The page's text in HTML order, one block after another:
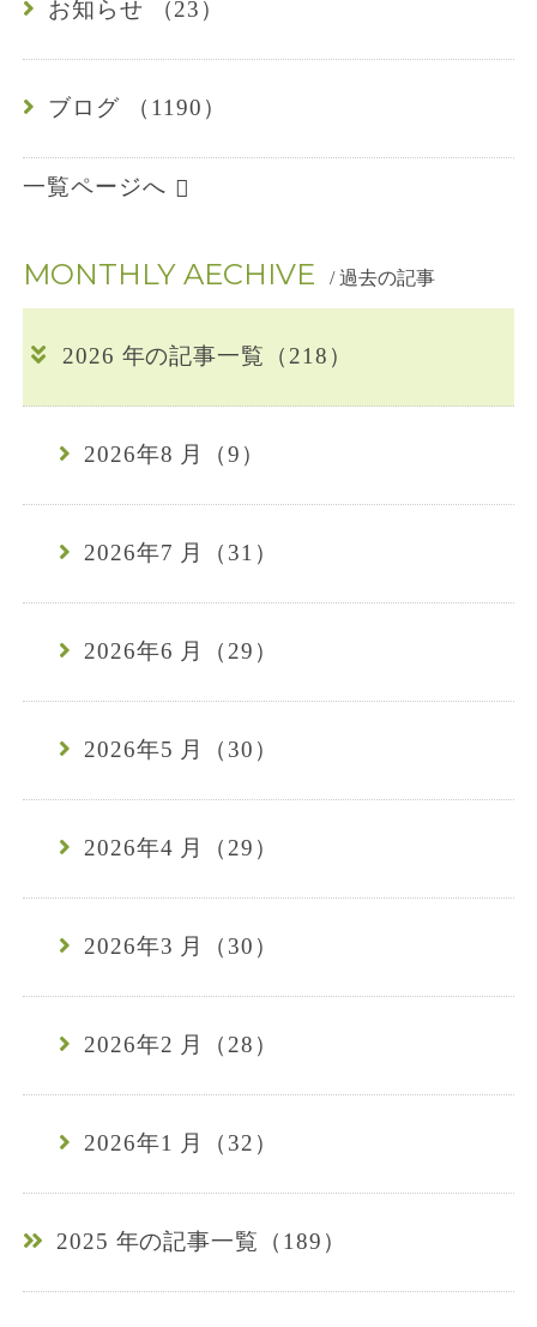
-
0
1
6
お知らせ （23）
ブログ （1190）
一覧ページへ
MONTHLY AECHIVE / 過去の記事
2026 年の記事一覧（218）
2026年8 月（9）
2026年7 月（31）
2026年6 月（29）
2026年5 月（30）
2026年4 月（29）
2026年3 月（30）
2026年2 月（28）
2026年1 月（32）
2025 年の記事一覧（189）